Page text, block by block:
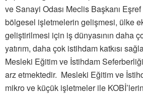
ve Sanayi Odası Meclis Başkanı Eşref
bölgesel işletmelerin gelişmesi, ülke
geliştirilmesi için iş dünyasının daha
yatırım, daha çok istihdam katkısı
Mesleki Eğitim ve İstihdam
arz etmektedir. Mesleki Eğitim ve
mikro ve küçük işletmeler ile